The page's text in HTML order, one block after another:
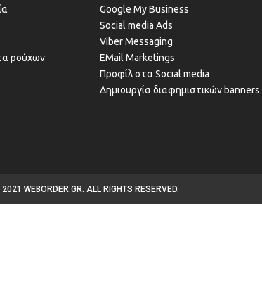
ρούχων
Google My Business
Social media Ads
Viber Messaging
EMail Marketings
Προφίλ στα Social media
Δημιουργία διαφημιστικών banners
WEBORDER.GR. ALL RIGHTS RESERVED.